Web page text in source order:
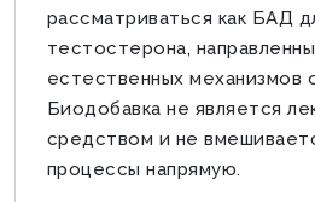
рассматриваться как БАД
тестостерона,
естественных механизмов
Биодобавка не является
средством и не
процессы напрямую.